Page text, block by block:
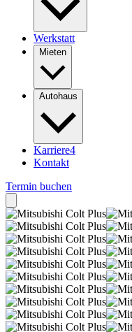
Werkstatt
Mieten
Autohaus
Karriere4
Kontakt
Termin buchen